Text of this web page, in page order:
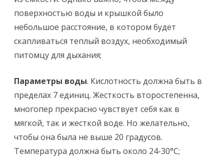
поверхностью воды и крышкой было
небольшое расстояние, в котором будет
скапливаться теплый воздух, необходимый
питомцу для дыхания;
Параметры воды. Кислотность должна быть в
пределах 7 единиц. Жесткость второстепенна,
многопер прекрасно чувствует себя как в
мягкой, так и жесткой воде. Но желательно,
чтобы она была не выше 20 градусов.
Температура должна быть около 24-30°С;